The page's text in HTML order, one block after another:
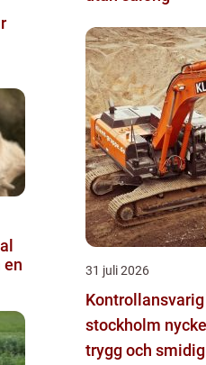
en
31 juli 2026
Kontrollansvarig
stockholm nyckeln till en
trygg och smidig